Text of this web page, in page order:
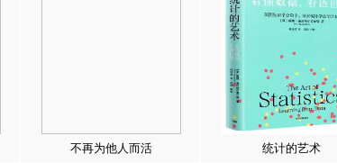
不再为他人而活 统计的艺术